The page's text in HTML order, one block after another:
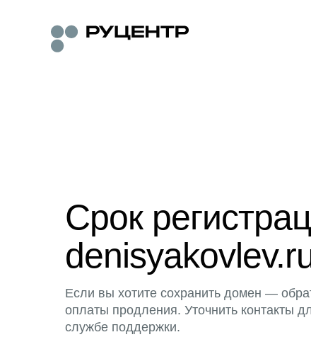
Срок
Если вы хотите сохранить домен —
оплаты продления. Уточнить контакты
службе поддержки.